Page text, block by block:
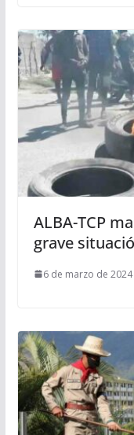
ALBA-TCP
grave
6 de marzo de 2024